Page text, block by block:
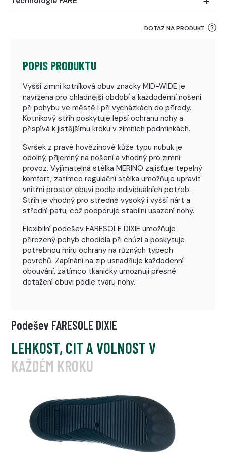
DOTAZ NA PRODUKT
POPIS PRODUKTU
Vyšší zimní kotníková obuv značky MID-WIDE je
navržena pro chladnější období a každodenní nošení
při pohybu ve městě i při vycházkách do přírody.
Kotníkový střih poskytuje lepší ochranu nohy a
přispívá k jistějšímu kroku v zimních podmínkách.
Svršek z pravé hovězinové kůže typu nubuk je
odolný, příjemný na nošení a vhodný pro zimní
provoz. Vyjímatelná stélka MERINO zajišťuje tepelný
komfort, zatímco regulační stélka umožňuje upravit
vnitřní prostor obuvi podle individuálních potřeb.
Střih je vhodný pro středně vysoký i vyšší nárt a
střední patu, což podporuje stabilní usazení nohy.
Flexibilní podešev FARESOLE DIXIE umožňuje
přirozený pohyb chodidla při chůzi a poskytuje
potřebnou míru ochrany na různých typech
povrchů. Zapínání na zip usnadňuje každodenní
obouvání, zatímco tkaničky umožňují přesné
dotažení obuvi podle tvaru nohy.
Podešev FARESOLE DIXIE
LEHKOST, CIT A VOLNOST V
KAŽDÉM KROKU